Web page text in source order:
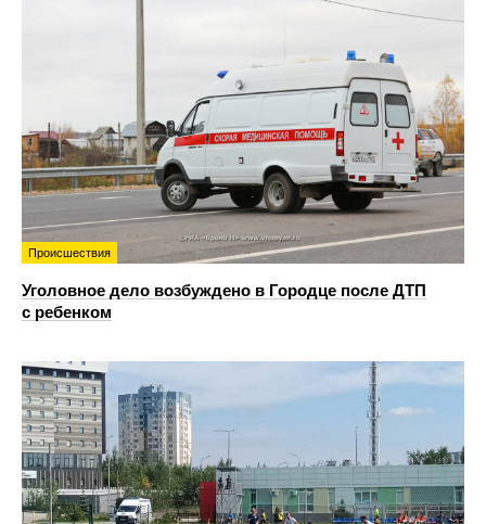
Происшествия
Уголовное дело возбуждено в Городце после ДТП
с ребенком